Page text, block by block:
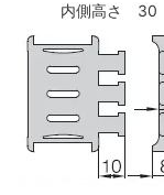
内側高さ 30